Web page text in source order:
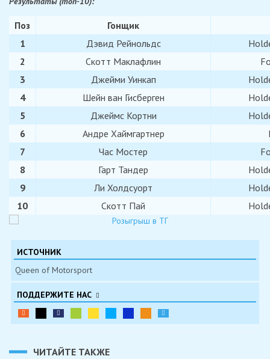
Поз
Гонщик
1
Дэвид Рейнольдс
2
Скотт Маклафлин
3
Джейми Уинкап
4
Шейн ван Гисберген
5
Джеймс Кортни
6
Андре Хаймгартнер
7
Час Мостер
8
Гарт Тандер
9
Ли Холдсуорт
10
Скотт Пай
ИСТОЧНИК
Queen of Motorsport
ПОДДЕРЖИТЕ НАС
ЧИТАЙТЕ ТАКЖЕ